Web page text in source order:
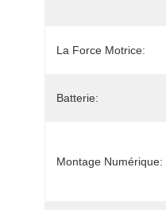
La Force Motrice:
Batterie:
Montage Numérique: